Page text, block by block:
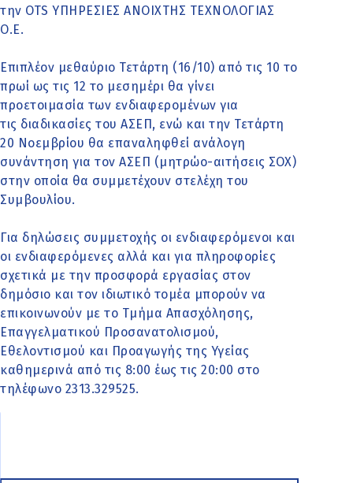
την OTS ΥΠΗΡΕΣΙΕΣ ΑΝΟΙΧΤΗΣ ΤΕΧΝΟΛΟΓΙΑΣ
Ο.Ε.
Επιπλέον μεθαύριο Τετάρτη (16/10) από τις 10 το
πρωί ως τις 12 το μεσημέρι θα γίνει
προετοιμασία των ενδιαφερομένων για
τις διαδικασίες του ΑΣΕΠ, ενώ και την Τετάρτη
20 Νοεμβρίου θα επαναληφθεί ανάλογη
συνάντηση για τον ΑΣΕΠ (μητρώο-αιτήσεις ΣΟΧ)
στην οποία θα συμμετέχουν στελέχη του
Συμβουλίου.
Για δηλώσεις συμμετοχής οι ενδιαφερόμενοι και
οι ενδιαφερόμενες αλλά και για πληροφορίες
σχετικά με την προσφορά εργασίας στον
δημόσιο και τον ιδιωτικό τομέα μπορούν να
επικοινωνούν με το Τμήμα Απασχόλησης,
Επαγγελματικού Προσανατολισμού,
Εθελοντισμού και Προαγωγής της Υγείας
καθημερινά από τις 8:00 έως τις 20:00 στο
τηλέφωνο 2313.329525.